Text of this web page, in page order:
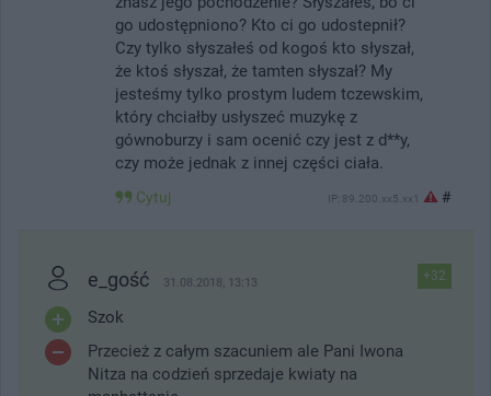
go udostępniono? Kto ci go udostepnił?
Czy tylko słyszałeś od kogoś kto słyszał,
że ktoś słyszał, że tamten słyszał? My
jesteśmy tylko prostym ludem tczewskim,
który chciałby usłyszeć muzykę z
gównoburzy i sam ocenić czy jest z d**y,
czy może jednak z innej części ciała.
Cytuj IP: 89.200.xx5.xx1 #
+32
e_gość 31.08.2018, 13:13
Szok
Przecież z całym szacuniem ale Pani Iwona
Nitza na codzień sprzedaje kwiaty na